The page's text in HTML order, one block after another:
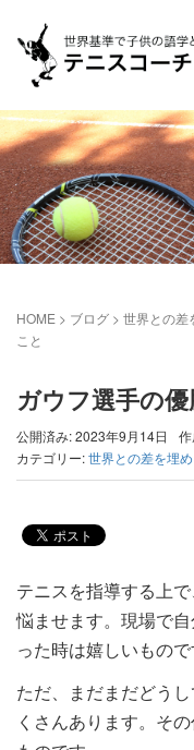
HOME > ブログ > 世界との差
こと
ガウフ選手の
公開済み: 2023年9月14日
カテゴリー:世界との差を埋
テニスを指導する上
悩ませます。現場で
った時は嬉しいもので
ただ、まだまだどう
くさんあります。そ